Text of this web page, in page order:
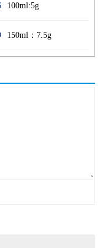
100ml:5g
150ml：7.5g